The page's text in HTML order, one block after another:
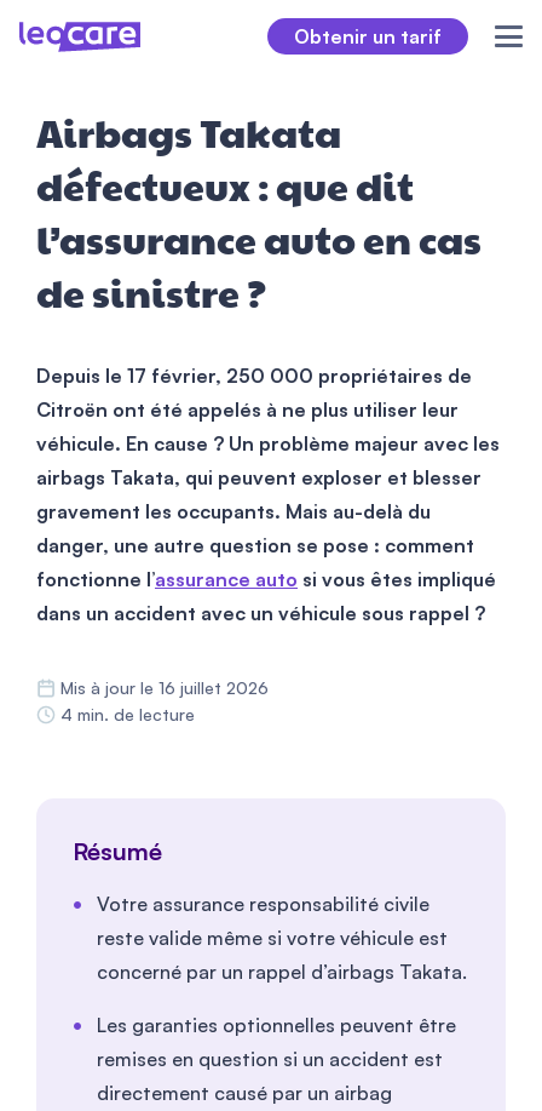
Obtenir un tarif
Airbags Takata
défectueux : que dit
l’assurance auto en cas
de sinistre ?
Depuis le 17 février, 250 000 propriétaires de
Citroën ont été appelés à ne plus utiliser leur
véhicule. En cause ? Un problème majeur avec les
airbags Takata, qui peuvent exploser et blesser
gravement les occupants. Mais au-delà du
danger, une autre question se pose : comment
fonctionne l’assurance auto si vous êtes impliqué
dans un accident avec un véhicule sous rappel ?
Mis à jour le 16 juillet 2026
4 min. de lecture
Résumé
Votre assurance responsabilité civile
reste valide même si votre véhicule est
concerné par un rappel d’airbags Takata.
Les garanties optionnelles peuvent être
remises en question si un accident est
directement causé par un airbag